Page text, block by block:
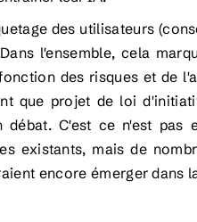
des utilisateurs
l'ensemble, cela
des risques et de
que projet de loi
débat. C'est ce n'est pas
existants, mais de
encore émerger dans